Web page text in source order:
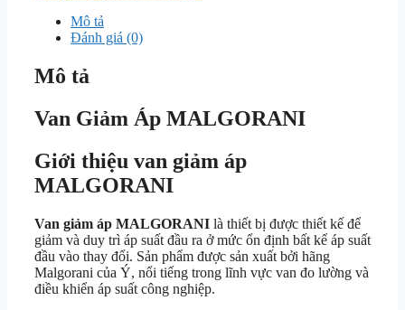
Mô tả
Đánh giá (0)
Mô tả
Van Giảm Áp MALGORANI
Giới thiệu van giảm áp
MALGORANI
Van giảm áp MALGORANI là thiết bị được thiết kế để
giảm và duy trì áp suất đầu ra ở mức ổn định bất kể áp suất
đầu vào thay đổi. Sản phẩm được sản xuất bởi hãng
Malgorani của Ý, nổi tiếng trong lĩnh vực van đo lường và
điều khiển áp suất công nghiệp.